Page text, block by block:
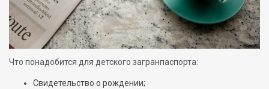
Что понадобится для детского загранпаспорта:
Свидетельство о рождении;